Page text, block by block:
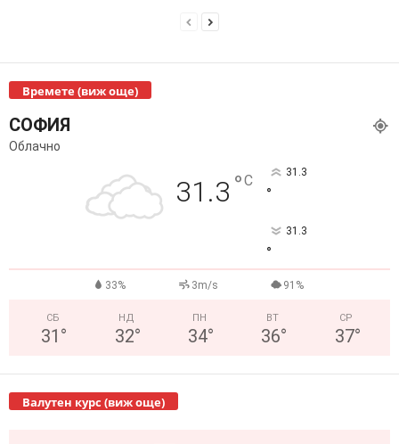
Времете (виж още)
СОФИЯ
Облачно
31.3 °C 31.3
°
31.3
°
33% 3m/s 91%
СБ
31 °
НД
32°
ПН
34°
ВТ
36°
СР
37°
Валутен курс (виж още)